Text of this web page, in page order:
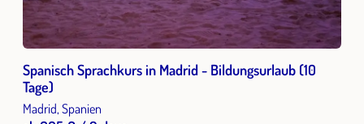
Spanisch Sprachkurs in Madrid - Bildungsurlaub (10
Tage)
Madrid, Spanien